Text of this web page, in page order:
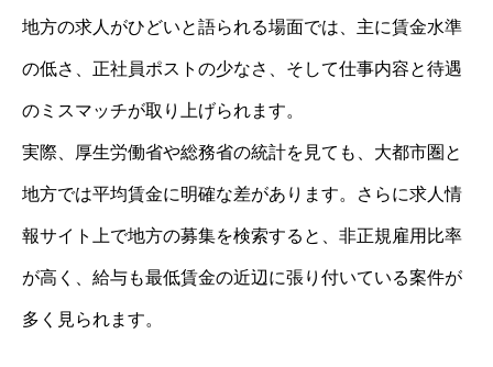
地方の求人がひどいと語られる場面では、主に賃金水準
の低さ、正社員ポストの少なさ、そして仕事内容と待遇
のミスマッチが取り上げられます。
実際、厚生労働省や総務省の統計を見ても、大都市圏と
地方では平均賃金に明確な差があります。さらに求人情
報サイト上で地方の募集を検索すると、非正規雇用比率
が高く、給与も最低賃金の近辺に張り付いている案件が
多く見られます。